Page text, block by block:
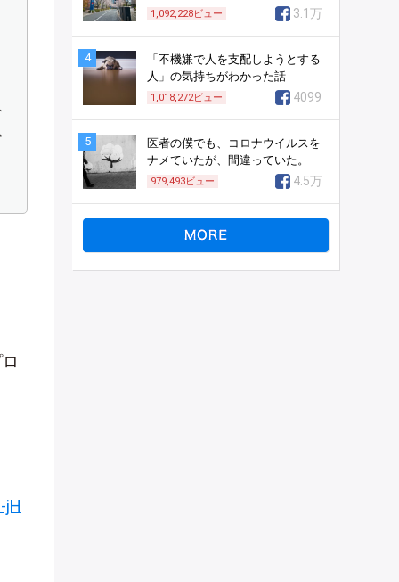
jH
1,092,228ビュー 3.1万
4
「不機嫌で人を支配しようとする
人」の気持ちがわかった話
1,018,272ビュー 4099
5
医者の僕でも、コロナウイルスを
ナメていたが、間違っていた。
979,493ビュー 4.5万